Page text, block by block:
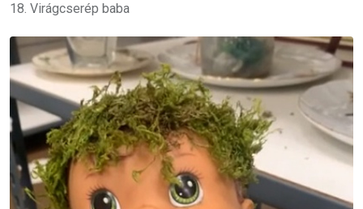
18. Virágcserép baba